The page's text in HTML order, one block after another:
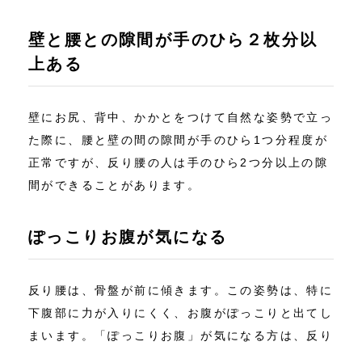
壁と腰との隙間が手のひら２枚分以
上ある
壁にお尻、背中、かかとをつけて自然な姿勢で立っ
た際に、腰と壁の間の隙間が手のひら1つ分程度が
正常ですが、反り腰の人は手のひら2つ分以上の隙
間ができることがあります。
ぽっこりお腹が気になる
反り腰は、骨盤が前に傾きます。この姿勢は、特に
下腹部に力が入りにくく、お腹がぽっこりと出てし
まいます。「ぽっこりお腹」が気になる方は、反り